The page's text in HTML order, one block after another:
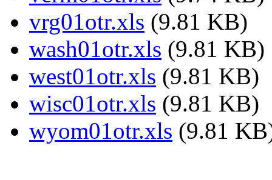
vrg01otr.xls (9.81 KB)
wash01otr.xls (9.81 KB)
west01otr.xls (9.81 KB)
wisc01otr.xls (9.81 KB)
wyom01otr.xls (9.81